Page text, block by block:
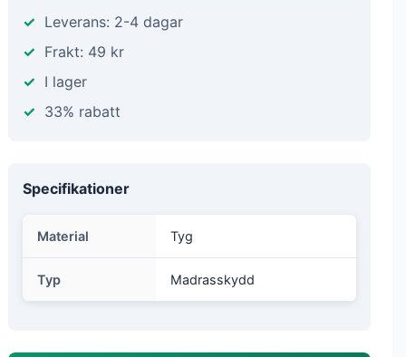
Leverans: 2-4 dagar
Frakt: 49 kr
I lager
33% rabatt
Specifikationer
Material Tyg
Typ Madrasskydd